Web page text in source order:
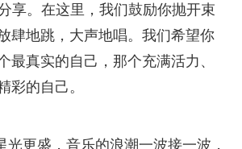
享。在这里，我们鼓励你抛开束
肆地跳，大声地唱。我们希望你
最真实的自己，那个充满活力、
彩的自己。
光更盛，音乐的浪潮一波接一波，